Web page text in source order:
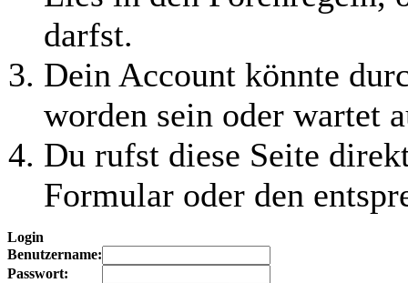
darfst.
Dein Account könnte
worden sein oder wartet
Du rufst diese Seite
Formular oder den
Login
Benutzername:
Passwort: